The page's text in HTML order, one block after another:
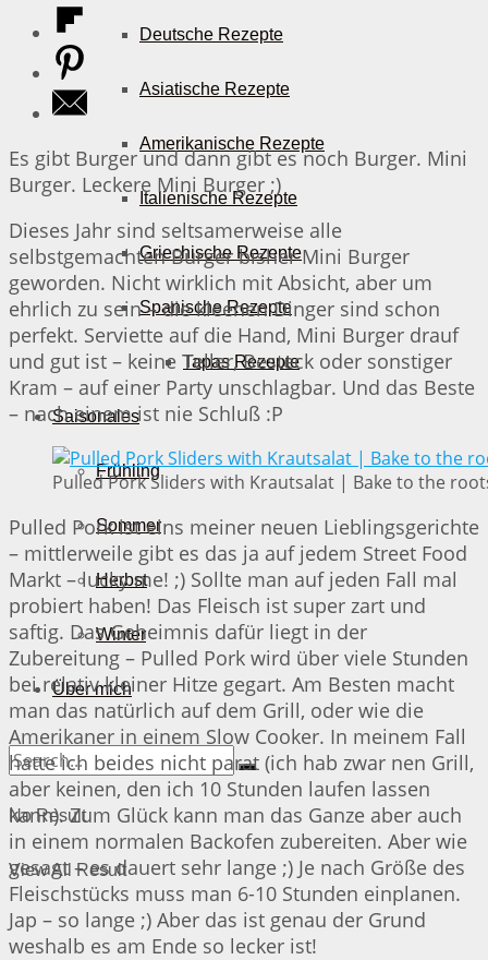
Deutsche Rezepte
Asiatische Rezepte
Amerikanische Rezepte
Italienische Rezepte
Griechische Rezepte
Spanische Rezepte
Tapas Rezepte
Saisonales
Frühling
Sommer
Herbst
Winter
Über mich
No Result
View All Result
Es gibt Burger und dann gibt es noch Burger. Mini
Burger. Leckere Mini Burger ;)
Dieses Jahr sind seltsamerweise alle
selbstgemachten Burger bisher Mini Burger
geworden. Nicht wirklich mit Absicht, aber um
ehrlich zu sein – die kleenen Dinger sind schon
perfekt. Serviette auf die Hand, Mini Burger drauf
und gut ist – keine Teller, Besteck oder sonstiger
Kram – auf einer Party unschlagbar. Und das Beste
– nach einem ist nie Schluß :P
Pulled Pork Sliders with Krautsalat | Bake to the
Pulled Pork ist eins meiner neuen Lieblingsgerichte
– mittlerweile gibt es das ja auf jedem Street Food
Markt – lucky me! ;) Sollte man auf jeden Fall mal
probiert haben! Das Fleisch ist super zart und
saftig. Das Geheimnis dafür liegt in der
Zubereitung – Pulled Pork wird über viele Stunden
bei relativ kleiner Hitze gegart. Am Besten macht
man das natürlich auf dem Grill, oder wie die
Amerikaner in einem Slow Cooker. In meinem Fall
hatte ich beides nicht parat (ich hab zwar nen Grill,
aber keinen, den ich 10 Stunden laufen lassen
kann). Zum Glück kann man das Ganze aber auch
in einem normalen Backofen zubereiten. Aber wie
gesagt – es dauert sehr lange ;) Je nach Größe des
Fleischstücks muss man 6-10 Stunden einplanen.
Jap – so lange ;) Aber das ist genau der Grund
weshalb es am Ende so lecker ist!